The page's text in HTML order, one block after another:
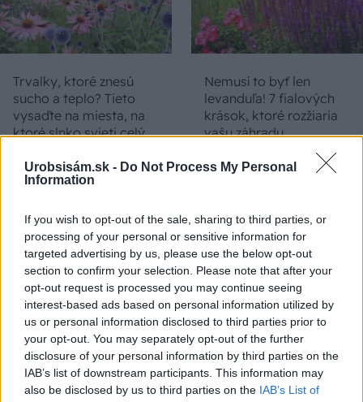
Urobsisám.sk - Do Not Process My Personal
Information
If you wish to opt-out of the sale, sharing to third parties, or
processing of your personal or sensitive information for
targeted advertising by us, please use the below opt-out
section to confirm your selection. Please note that after your
opt-out request is processed you may continue seeing
interest-based ads based on personal information utilized by
us or personal information disclosed to third parties prior to
your opt-out. You may separately opt-out of the further
disclosure of your personal information by third parties on the
IAB’s list of downstream participants. This information may
also be disclosed by us to third parties on the IAB’s List of
Trvalky, ktoré znesú
sucho a teplo? Tieto
vysaďte na miesta, na
ktoré slnko svieti celý
Nemusí to byť len
levanduľa! 7 fialových
krások, ktoré rozžiaria
vašu záhradu
Môže aspirín zachrániť
ochabnuté izbové
rastliny? Pravda vás
možno prekvapí
Júlový reštart uhoriek
nakladačiek: Ako ich
podporiť k druhej vlne
kvitnutia?